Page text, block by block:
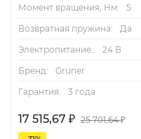
Момент вращения, Нм:
5
Возвратная пружина:
Да
Электропитание.:
24 В
Бренд:
Gruner
Гарантия:
3 года
17 515,67 ₽ 25 701,64₽